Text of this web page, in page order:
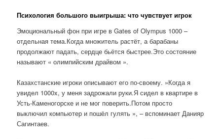
Психология большого выигрыша: что чувствует игрок
Эмоциональный фон при игре в Gates of Olympus 1000 –
отдельная тема.Когда множитель растёт, а барабаны
продолжают падать, сердце бьётся быстрее.Это состояние
называют « олимпийским драйвом ».
Казахстанские игроки описывают его по-своему. »Когда я
увидел 1000x, у меня задрожали руки.Я сидел в квартире в
Усть-Каменогорске и не мог поверить.Потом просто
выключил компьютер и пошёл гулять », – вспоминает Данияр
Сагинтаев.